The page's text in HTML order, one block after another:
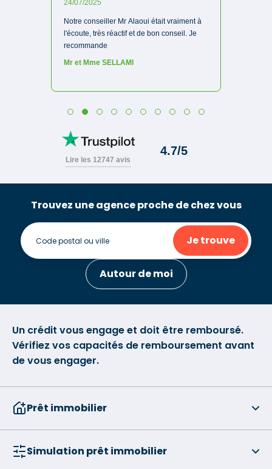
Trouvez une agence proche de chez vous
Je trouve
Autour de moi
Un crédit vous engage et doit être remboursé.
Vérifiez vos capacités de remboursement avant
de vous engager.
Prêt immobilier
Simulation prêt immobilier